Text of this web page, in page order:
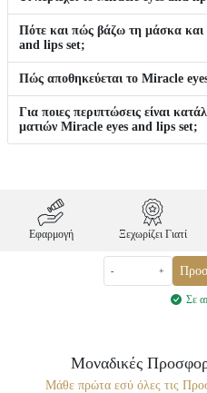
Πότε και πώς βάζω τη μάσκα
and lips set;
Πώς αποθηκεύεται το Miracle
Για ποιες περιπτώσεις είναι
ματιών Miracle eyes and lips set;
Εφαρμογή Ξεχωρίζει Γιατί
- +
Σε
Μοναδικές
Μάθε πρώτα εσύ όλες τις